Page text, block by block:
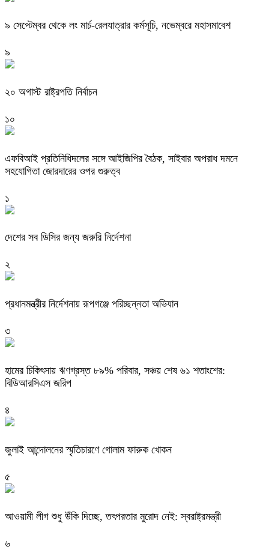
৯ সেপ্টেম্বর থেকে লং মার্চ-রেলযাত্রার কর্মসূচি, নভেম্বরে মহাসমাবেশ
৯
২০ অগাস্ট রাষ্ট্রপতি নির্বাচন
১০
এফবিআই প্রতিনিধিদলের সঙ্গে আইজিপির বৈঠক, সাইবার অপরাধ দমনে
সহযোগিতা জোরদারের ওপর গুরুত্ব
১
দেশের সব ডিসির জন্য জরুরি নির্দেশনা
২
প্রধানমন্ত্রীর নির্দেশনায় রূপগঞ্জে পরিচ্ছন্নতা অভিযান
৩
হামের চিকিৎসায় ঋণগ্রস্ত ৮৯% পরিবার, সঞ্চয় শেষ ৬১ শতাংশের:
বিডিআরসিএস জরিপ
৪
জুলাই আন্দোলনের স্মৃতিচারণে গোলাম ফারুক খোকন
৫
আওয়ামী লীগ শুধু উঁকি দিচ্ছে, তৎপরতার মুরোদ নেই: স্বরাষ্ট্রমন্ত্রী
৬